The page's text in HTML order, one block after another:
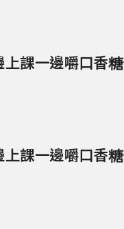
上課一邊嚼口香糖
上課一邊嚼口香糖